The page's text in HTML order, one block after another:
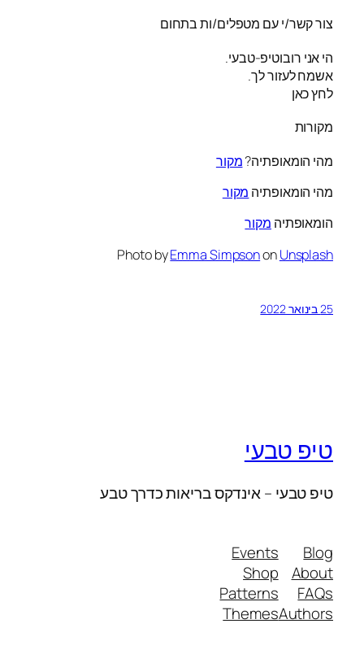
צור קשר/י עם מטפלים/ות בתחום
הי אני רובוטיפ-טבעי.
אשמח לעזור לך.
לחץ כאן
מקורות
מהי הומאופתיה?מקור
מהי הומאופתיה מקור
הומאופתיה מקור
Photo byEmma SimpsononUnsplash
25 בינואר 2022
טיפ טבעי
טיפ טבעי – אינדקס בריאות כדרך טבע
Blog
About
FAQs
Authors
Events
Shop
Patterns
Themes